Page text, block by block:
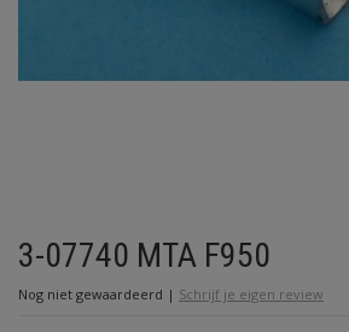
3-07740 MTA F950
Nog niet gewaardeerd | Schrijf je eigen review